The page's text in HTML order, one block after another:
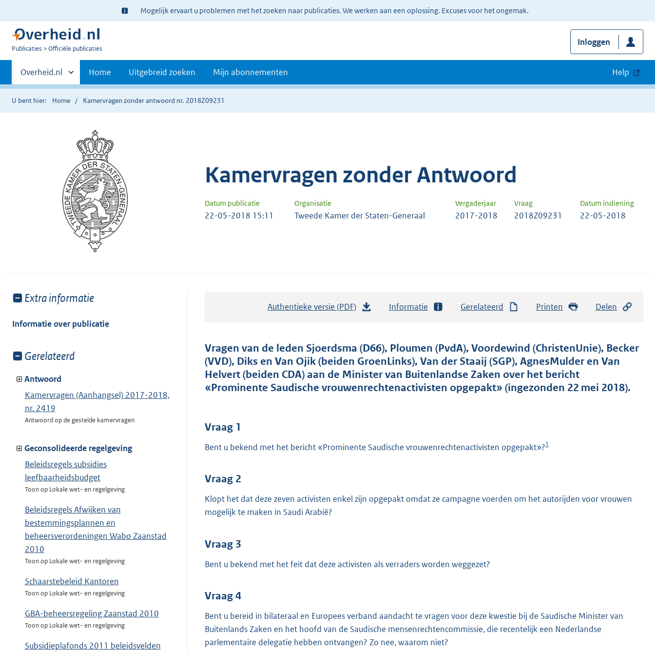
Ter
informatie:
Mogelijk ervaart u problemen met het zoeken naar publicaties. We werken aan een oplossing. Excuses voor het ongemak.
U
Publicaties Officiële publicaties
Inloggen
Primaire
navigatie
Andere
sites
binnen
Overheid.nl Home Uitgebreid zoeken Mijn abonnementen Help
U bent hier: Home Kamervragen zonder antwoord nr. 2018Z09231
Kamervragen zonder Antwoord
Datum publicatie Organisatie Vergaderjaar Vraag Datum indiening
22-05-2018 15:11 Tweede Kamer der Staten-Generaal 2017-2018 2018Z09231 22-05-2018
Toon
van:
Extra informatie
Informatie over publicatie
Toon
van:
Gerelateerd
Antwoord
Kamervragen (Aanhangsel) 2017-2018,
nr. 2419
Antwoord op de gestelde kamervragen
Geconsolideerde regelgeving
Beleidsregels subsidies
leefbaarheidsbudget
Toon op Lokale wet- en regelgeving
Beleidsregels Afwijken van
bestemmingsplannen en
beheersverordeningen Wabo Zaanstad
2010
Toon op Lokale wet- en regelgeving
Schaarstebeleid Kantoren
Toon op Lokale wet- en regelgeving
GBA-beheersregeling Zaanstad 2010
Toon op Lokale wet- en regelgeving
Subsidieplafonds 2011 beleidsvelden
Authentieke versie (PDF)
t
a
n
d
o
:
Informatie Gerelateerd Printen Delen
Vragen van de leden Sjoerdsma (D66), Ploumen (PvdA), Voordewind (ChristenUnie), Becker
(VVD), Diks en Van Ojik (beiden GroenLinks), Van der Staaij (SGP), AgnesMulder en Van
Helvert (beiden CDA) aan de Minister van Buitenlandse Zaken over het bericht
«Prominente Saudische vrouwenrechtenactivisten opgepakt» (ingezonden 22 mei 2018).
Vraag 1
Bent u bekend met het bericht «Prominente Saudische vrouwenrechtenactivisten opgepakt»?1
Vraag 2
Klopt het dat deze zeven activisten enkel zijn opgepakt omdat ze campagne voerden om het autorijden voor vrouwen
mogelijk te maken in Saudi Arabië?
Vraag 3
Bent u bekend met het feit dat deze activisten als verraders worden weggezet?
Vraag 4
Bent u bereid in bilateraal en Europees verband aandacht te vragen voor deze kwestie bij de Saudische Minister van
Buitenlands Zaken en het hoofd van de Saudische mensenrechtencommissie, die recentelijk een Nederlandse
parlementaire delegatie hebben ontvangen? Zo nee, waarom niet?